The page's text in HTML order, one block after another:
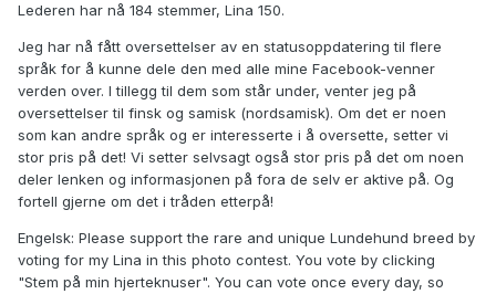
Lederen har nå 184 stemmer, Lina 150.
Jeg har nå fått oversettelser av en statusoppdatering til flere
språk for å kunne dele den med alle mine Facebook-venner
verden over. I tillegg til dem som står under, venter jeg på
oversettelser til finsk og samisk (nordsamisk). Om det er noen
som kan andre språk og er interesserte i å oversette, setter vi
stor pris på det! Vi setter selvsagt også stor pris på det om noen
deler lenken og informasjonen på fora de selv er aktive på. Og
fortell gjerne om det i tråden etterpå!
Engelsk: Please support the rare and unique Lundehund breed by
voting for my Lina in this photo contest. You vote by clicking
"Stem på min hjerteknuser". You can vote once every day, so